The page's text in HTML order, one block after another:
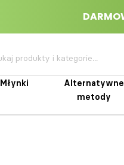
Młynki
Alternatywne
metody